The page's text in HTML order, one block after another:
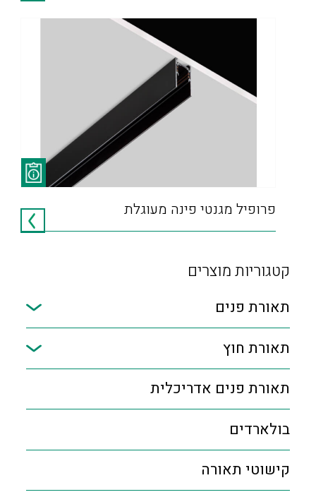
קטגוריות מוצרים
תאורת פנים
תאורת חוץ
תאורת פנים אדריכלית
בולארדים
קישוטי תאורה
פרופיל מגנטי פינה מעוגלת